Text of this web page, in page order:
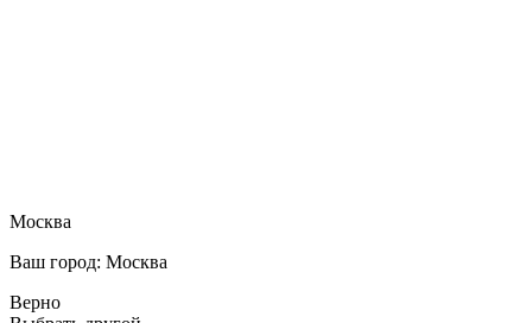
Москва
Ваш город: Москва
Верно